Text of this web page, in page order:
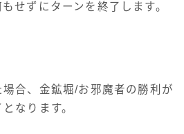
せずにターンを終了します。
合、金鉱堀/お邪魔者の勝利が
なります。